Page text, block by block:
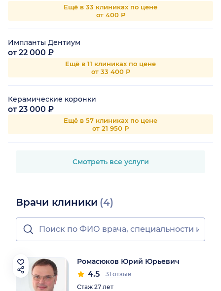
Ещё в 33 клиниках по цене
от 400 Р
Импланты Дентиум
от 22 000 ₽
Ещё в 11 клиниках по цене
от 33 400 Р
Керамические коронки
от 23 000 ₽
Ещё в 57 клиниках по цене
от 21 950 Р
Смотреть все услуги
Врачи клиники (4)
Ромасюков Юрий Юрьевич
4.5
31 отзыв
Стаж 27 лет